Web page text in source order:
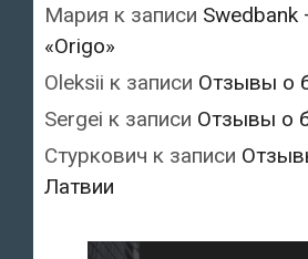
Мария к записи
«Origo»
Oleksii к записи Отзывы о
Sergei к записи Отзывы о
Стуркович к записи
Латвии